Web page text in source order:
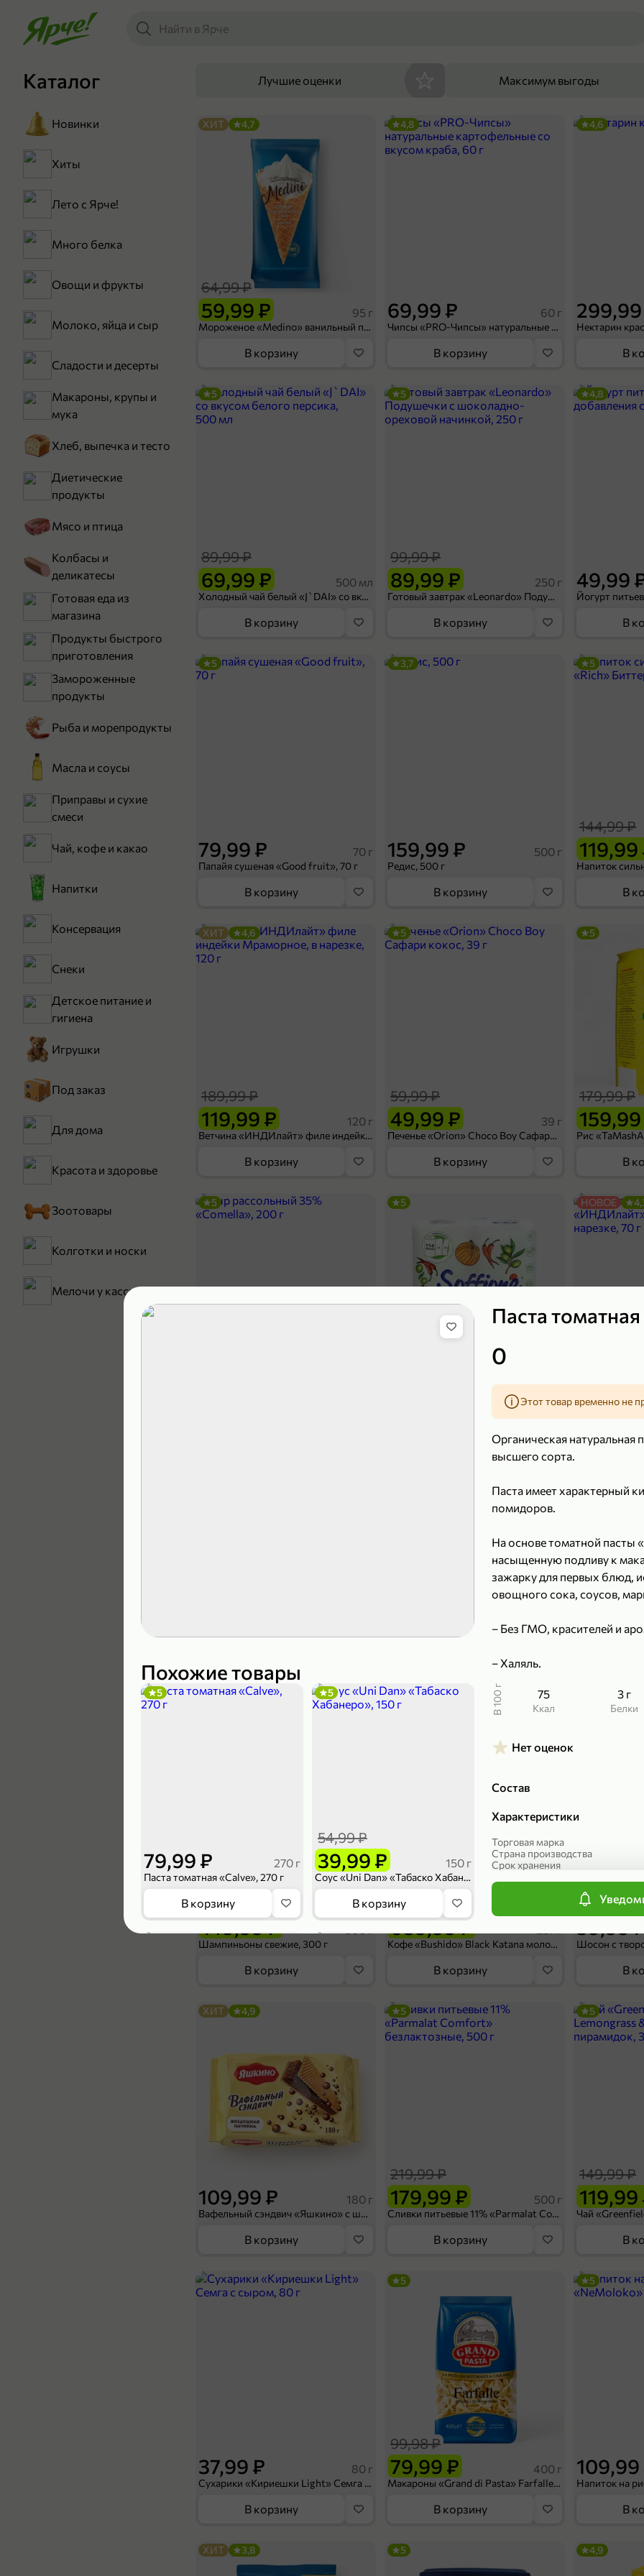
Похожие товары
79,99 ₽ 270 г
Паста томатная «Calve», 270 г
5
В корзину
39,99 ₽
54,99 ₽
150 г
Соус «Uni Dan» «Табаско Хабанеро», 150 г
5
В корзину
119,99 ₽ 270 г
Томатная паста «Помидорка» с базиликом, 270 г
99,99 ₽
124,99 ₽
360 г
Соус томатный «Bravente» Базилико, 360 г
Паста
0
Этот товар временно не
Органическая натуральная
высшего сорта.
Паста имеет характерный
помидоров.
На основе томатной пасты
насыщенную подливу к
зажарку для первых блюд,
овощного сока, соусов,
– Без ГМО, красителей и
– Халяль.
В 100 г 75
ккал
3 г
Белки
Нет оценок
Состав
Характеристики
Торговая марка
Страна производства
Срок хранения
Артикул
Вид соуса
Категория
Кетчупы, томатные
Подкатегория
Каталог
Новинки
Хиты
Лето с Ярче!
Много белка
Овощи и фрукты
Молоко, яйца и сыр
Сладости и десерты
Макароны, крупы и
мука
Хлеб, выпечка и тесто
Диетические
продукты
Мясо и птица
Колбасы и
деликатесы
Готовая еда из
магазина
Продукты быстрого
приготовления
Замороженные
продукты
Рыба и морепродукты
Масла и соусы
Приправы и сухие
смеси
Чай, кофе и какао
Напитки
Консервация
Снеки
Детское питание и
гигиена
Игрушки
Под заказ
Для дома
Красота и здоровье
Зоотовары
Колготки и носки
Мелочи у кассы
Лучшие оценки Максимум выгоды
59,99 ₽
64,99 ₽
95 г
Мороженое «Medino» ванильный пломбир в рожке, 95 г
ХИТ 4,7
В корзину
69,99 ₽ 60 г
Чипсы «PRO-Чипсы» натуральные картофельные со вкусом краба, 60 г
4,8
В корзину
Нектарин
4,6
В
69,99 ₽
89,99 ₽
500 мл
Холодный чай белый «J`DAI» со вкусом белого персика, 500 мл
5
В корзину
89,99 ₽
99,99 ₽
250 г
Готовый завтрак «Leonardo» Подушечки с шоколадно-ореховой начинкой, 250 г
5
В корзину
49,99
4,8
В
79,99 ₽ 70 г
Папайя сушеная «Good fruit», 70 г
5
В корзину
159,99 ₽ 500 г
Редис, 500 г
3,7
В корзину
119,99
144,99 ₽
5
В
119,99 ₽
189,99 ₽
120 г
Ветчина «ИНДИлайт» филе индейки Мраморное, в нарезке, 120 г
ХИТ 4,6
В корзину
49,99 ₽
59,99 ₽
39 г
Печенье «Orion» Choco Boy Сафари кокос, 39 г
5
В корзину
179,99 ₽
5
В
5
Полотенца бумажные «Soffione» MENU, 2 рулона, 120 г
5 НОВОЕ
119,99 ₽
В корзину
299,99 ₽
300 г
В корзину
199,99 ₽
В
149,99 ₽
169,99 ₽
Шампиньоны свежие, 300 г
В корзину
689,99 ₽
839,99 ₽
Кофе «Bushido» Black Katana молотый, 227 г
В корзину
59,99
В
109,99 ₽ 180 г
Вафельный сэндвич «Яшкино» с шоколадной начинкой, 180 г
ХИТ 4,9
В корзину
179,99 ₽
219,99 ₽
500 г
Сливки питьевые 11% «Parmalat Comfort» безлактозные, 500 г
5
В корзину
119,99
149,99 ₽
5
В
37,99 ₽ 80 г
Сухарики «Кириешки Light» Семга с сыром, 80 г
В корзину
79,99 ₽
99,98 ₽
400 г
Макароны «Grand di Pasta» Farfalle, 400 г
5
В корзину
109,99
5
В
ХИТ 3,8 5 4,9